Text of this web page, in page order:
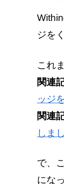
ジを
これ
関連
ッジ
関連
しま
で、
にな